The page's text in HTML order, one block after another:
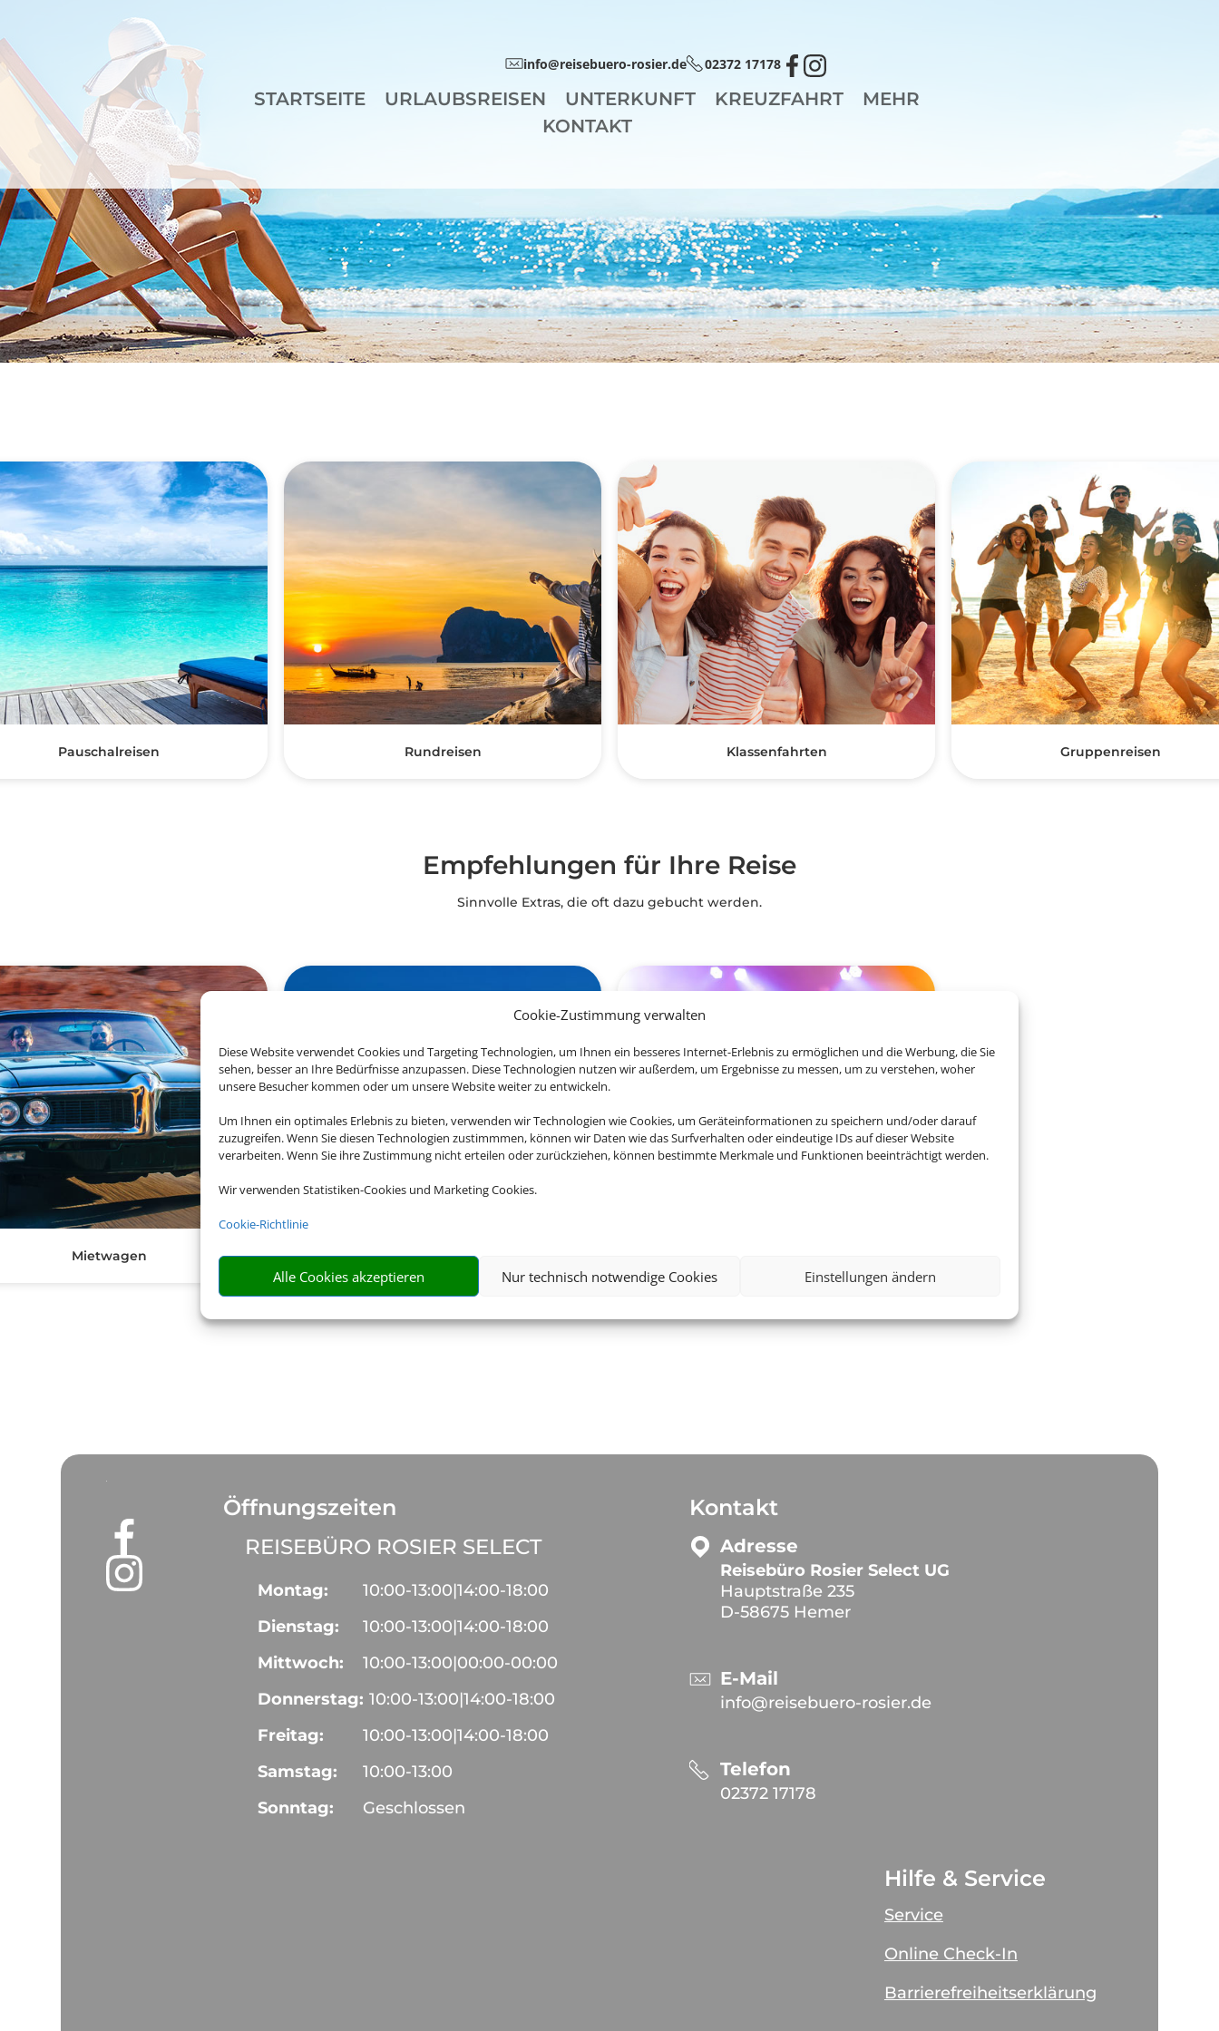
Cookie-Zustimmung verwalten
Diese Website verwendet Cookies und Targeting Technologien, um Ihnen ein besseres Internet-Erlebnis zu ermöglichen und die Werbung, die Sie
sehen, besser an Ihre Bedürfnisse anzupassen. Diese Technologien nutzen wir außerdem, um Ergebnisse zu messen, um zu verstehen, woher
unsere Besucher kommen oder um unsere Website weiter zu entwickeln.
Um Ihnen ein optimales Erlebnis zu bieten, verwenden wir Technologien wie Cookies, um Geräteinformationen zu speichern und/oder darauf
zuzugreifen. Wenn Sie diesen Technologien zustimmmen, können wir Daten wie das Surfverhalten oder eindeutige IDs auf dieser Website
verarbeiten. Wenn Sie ihre Zustimmung nicht erteilen oder zurückziehen, können bestimmte Merkmale und Funktionen beeinträchtigt werden.
Wir verwenden Statistiken-Cookies und Marketing Cookies.
Cookie-Richtlinie
Alle Cookies akzeptieren Nur technisch notwendige Cookies Einstellungen ändern
info@reisebuero-rosier.de 02372 17178
STARTSEITE URLAUBSREISEN UNTERKUNFT KREUZFAHRT
MEHR
KONTAKT
Pauschalreisen Rundreisen Klassenfahrten Gruppenreisen
Empfehlungen für Ihre Reise
Sinnvolle Extras, die oft dazu gebucht werden.
Mietwagen Versicherung
Öffnungszeiten
REISEBÜRO ROSIER SELECT
Montag: 10:00-13:00|14:00-18:00
Dienstag:
10:00-13:00|14:00-18:00
Mittwoch:
10:00-13:00|00:00-00:00
Donnerstag: 10:00-13:00|14:00-18:00
Freitag:
10:00-13:00|14:00-18:00
Samstag:
10:00-13:00
Sonntag:
Geschlossen
Kontakt
Adresse
Reisebüro Rosier Select UG
Hauptstraße 235
D-58675 Hemer
E-Mail
info@reisebuero-rosier.de
Telefon
02372 17178
Hilfe & Service
Service
Online Check-In
Barrierefreiheitserklärung